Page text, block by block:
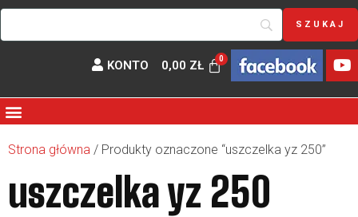
KONTO 0,00 ZŁ
Strona główna / Produkty oznaczone “uszczelka yz 250”
uszczelka yz 250